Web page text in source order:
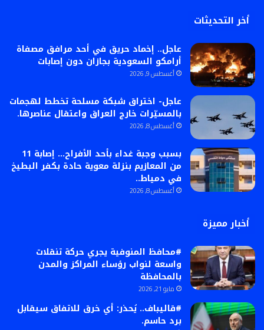
أخر التحديثات
عاجل.. إخماد حريق في أحد مرافق مصفاة
أرامكو السعودية بجازان دون إصابات
أغسطس 9, 2026
عاجل- اختراق شبكة مسلحة تخطط لهجمات
بالمسيّرات خارج العراق واعتقال عناصرها.
أغسطس 8, 2026
بسبب وجبة غداء بأحد الأفراح… إصابة 11
من المعازيم بنزلة معوية حادة بكفر البطيخ
في دمياط..
أغسطس 8, 2026
أخبار مميزة
#محافظ المنوفية يجري حركة تنقلات
واسعة لنواب رؤساء المراكز والمدن
بالمحافظة
مايو 21, 2026
#قاليباف.. يُحذر: أي خرق للاتفاق سيقابل
برد حاسم.